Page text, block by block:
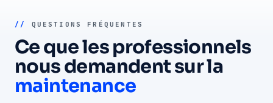
// QUESTIONS FRÉQUENTES
Ce que les professionnels
nous demandent sur la
maintenance